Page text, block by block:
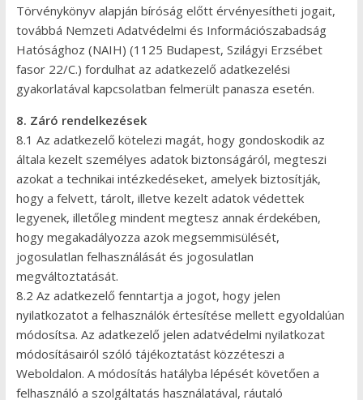
Törvénykönyv alapján bíróság előtt érvényesítheti jogait,
továbbá Nemzeti Adatvédelmi és Információszabadság
Hatósághoz (NAIH) (1125 Budapest, Szilágyi Erzsébet
fasor 22/C.) fordulhat az adatkezelő adatkezelési
gyakorlatával kapcsolatban felmerült panasza esetén.
8. Záró rendelkezések
8.1 Az adatkezelő kötelezi magát, hogy gondoskodik az
általa kezelt személyes adatok biztonságáról, megteszi
azokat a technikai intézkedéseket, amelyek biztosítják,
hogy a felvett, tárolt, illetve kezelt adatok védettek
legyenek, illetőleg mindent megtesz annak érdekében,
hogy megakadályozza azok megsemmisülését,
jogosulatlan felhasználását és jogosulatlan
megváltoztatását.
8.2 Az adatkezelő fenntartja a jogot, hogy jelen
nyilatkozatot a felhasználók értesítése mellett egyoldalúan
módosítsa. Az adatkezelő jelen adatvédelmi nyilatkozat
módosításairól szóló tájékoztatást közzéteszi a
Weboldalon. A módosítás hatályba lépését követően a
felhasználó a szolgáltatás használatával, ráutaló